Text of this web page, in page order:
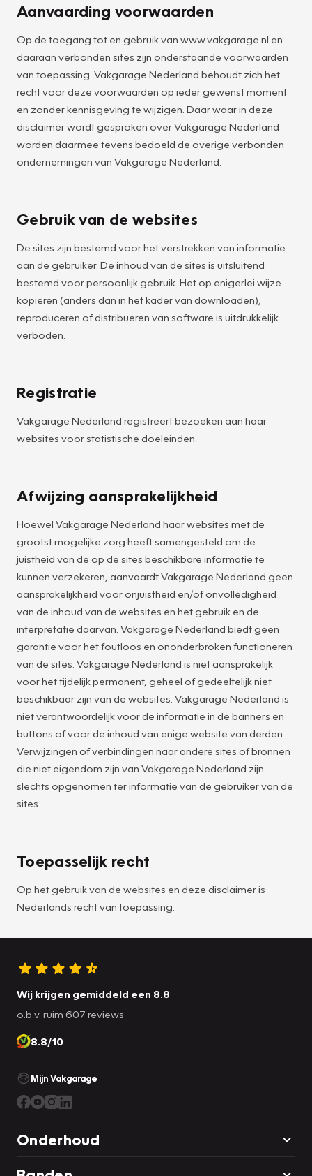
Aanvaarding voorwaarden
Op de toegang tot en gebruik van www.vakgarage.nl en
daaraan verbonden sites zijn onderstaande voorwaarden
van toepassing. Vakgarage Nederland behoudt zich het
recht voor deze voorwaarden op ieder gewenst moment
en zonder kennisgeving te wijzigen. Daar waar in deze
disclaimer wordt gesproken over Vakgarage Nederland
worden daarmee tevens bedoeld de overige verbonden
ondernemingen van Vakgarage Nederland.
Gebruik van de websites
De sites zijn bestemd voor het verstrekken van informatie
aan de gebruiker. De inhoud van de sites is uitsluitend
bestemd voor persoonlijk gebruik. Het op enigerlei wijze
kopiëren (anders dan in het kader van downloaden),
reproduceren of distribueren van software is uitdrukkelijk
verboden.
Registratie
Vakgarage Nederland registreert bezoeken aan haar
websites voor statistische doeleinden.
Afwijzing aansprakelijkheid
Hoewel Vakgarage Nederland haar websites met de
grootst mogelijke zorg heeft samengesteld om de
juistheid van de op de sites beschikbare informatie te
kunnen verzekeren, aanvaardt Vakgarage Nederland geen
aansprakelijkheid voor onjuistheid en/of onvolledigheid
van de inhoud van de websites en het gebruik en de
interpretatie daarvan. Vakgarage Nederland biedt geen
garantie voor het foutloos en ononderbroken functioneren
van de sites. Vakgarage Nederland is niet aansprakelijk
voor het tijdelijk permanent, geheel of gedeeltelijk niet
beschikbaar zijn van de websites. Vakgarage Nederland is
niet verantwoordelijk voor de informatie in de banners en
buttons of voor de inhoud van enige website van derden.
Verwijzingen of verbindingen naar andere sites of bronnen
die niet eigendom zijn van Vakgarage Nederland zijn
slechts opgenomen ter informatie van de gebruiker van de
sites.
Toepasselijk recht
Op het gebruik van de websites en deze disclaimer is
Nederlands recht van toepassing.
Wij krijgen gemiddeld een 8.8
o.b.v. ruim 607 reviews
8.8/10
Mijn Vakgarage
Onderhoud